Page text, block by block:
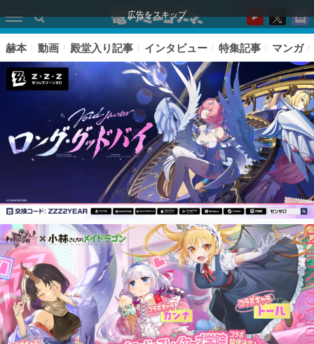
広告をスキップ
ピックアップ
電ファミのいま読まれている記事ランキング
アプリセール情報
インタビュー
赫本 動画 殿堂入り記事 インタビュー 特集記事 マンガ